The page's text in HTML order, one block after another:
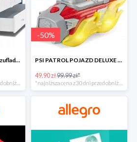
Łóżko Psi Patrol LUKI +szuflada+materac+grafika -52%
-50%
PSI PATROL POJAZD DELUXE FIGURKA MARSHALL MIGHTY -50%
49.90 zł99.99 zł*